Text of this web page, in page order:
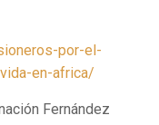
por-el-
en-africa/
Fernández